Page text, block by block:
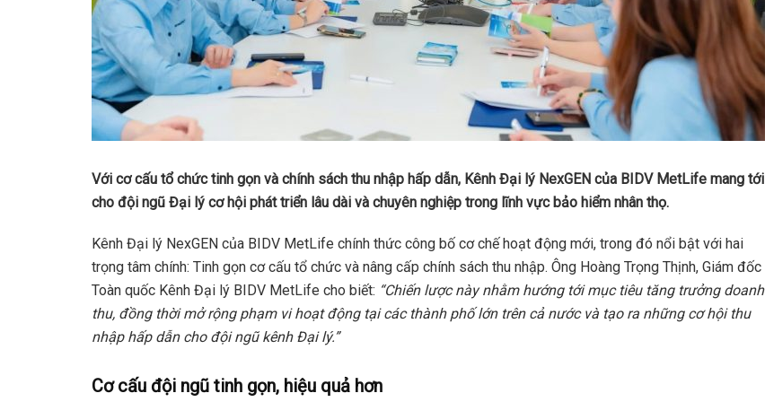
Với cơ cấu tổ chức tinh gọn và chính sách thu nhập hấp dẫn, Kênh Đại lý NexGEN của BIDV MetLife mang tới
cho đội ngũ Đại lý cơ hội phát triển lâu dài và chuyên nghiệp trong lĩnh vực bảo hiểm nhân thọ.
Kênh Đại lý NexGEN của BIDV MetLife chính thức công bố cơ chế hoạt động mới, trong đó nổi bật với hai
trọng tâm chính: Tinh gọn cơ cấu tổ chức và nâng cấp chính sách thu nhập. Ông Hoàng Trọng Thịnh, Giám đốc
Toàn quốc Kênh Đại lý BIDV MetLife cho biết: “Chiến lược này nhằm hướng tới mục tiêu tăng trưởng doanh
thu, đồng thời mở rộng phạm vi hoạt động tại các thành phố lớn trên cả nước và tạo ra những cơ hội thu
nhập hấp dẫn cho đội ngũ kênh Đại lý.”
Cơ cấu đội ngũ tinh gọn, hiệu quả hơn